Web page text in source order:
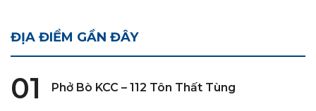
hơn. Giá khoảng 80K 1 suất các bạn nhé.
Tuong Quan Do
ĐỊA ĐIỂM GẦN ĐÂY
01 Phở Bò KCC – 112 Tôn Thất Tùng